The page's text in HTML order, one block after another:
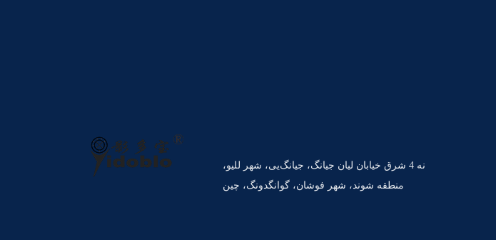
نه 4 شرق خیابان لیان جیانگ، جیانگ‌یی، شهر للیو،
منطقه شوند، شهر فوشان، گوانگدونگ، چین